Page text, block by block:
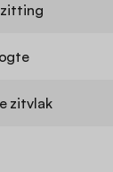
zitvlak